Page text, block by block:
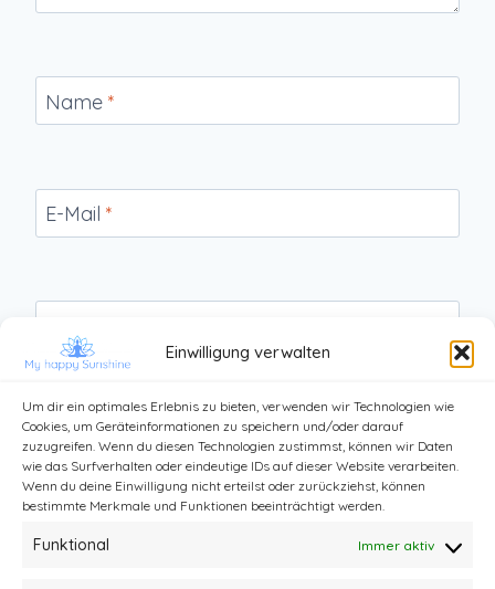
Einwilligung verwalten
Um dir ein optimales Erlebnis zu bieten, verwenden wir Technologien wie
Cookies, um Geräteinformationen zu speichern und/oder darauf
zuzugreifen. Wenn du diesen Technologien zustimmst, können wir Daten
wie das Surfverhalten oder eindeutige IDs auf dieser Website verarbeiten.
Wenn du deine Einwilligung nicht erteilst oder zurückziehst, können
bestimmte Merkmale und Funktionen beeinträchtigt werden.
Funktional Immer aktiv
Name *
E-Mail *